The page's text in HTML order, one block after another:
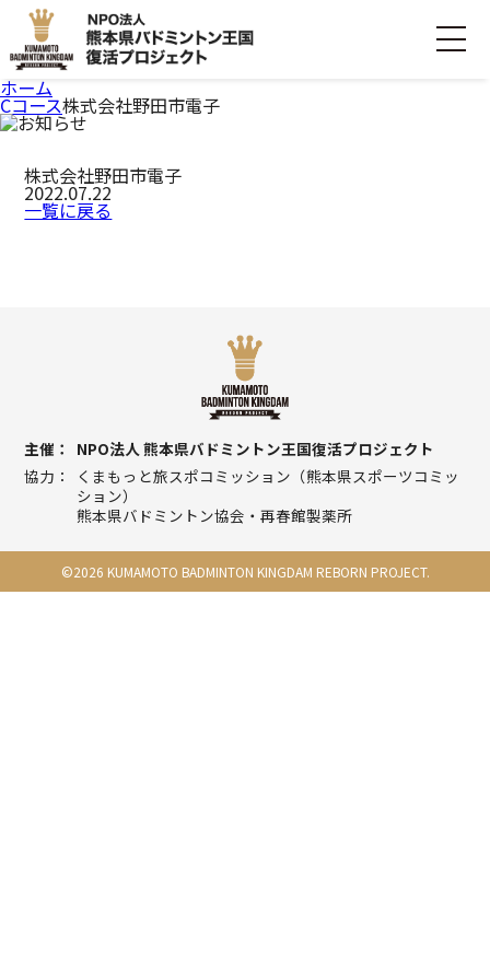
ホーム
Cコース株式会社野田市電子
株式会社野田市電子
2022.07.22
一覧に戻る
主催
NPO法人 熊本県バドミントン王国復活プロジェクト
協力
くまもっと旅スポコミッション（熊本県スポーツコミッ
ション）
熊本県バドミントン協会・再春館製薬所
©2026 KUMAMOTO BADMINTON KINGDAM REBORN PROJECT.
ホーム
ごあいさつ
お問い合わせ
Twitter